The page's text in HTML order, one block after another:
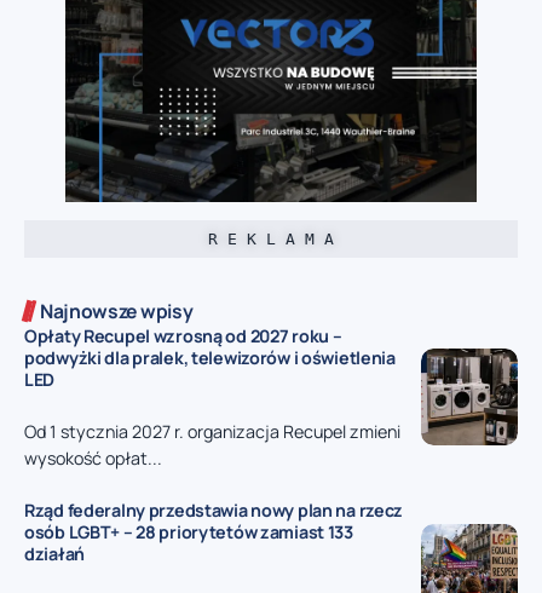
R E K L A M A
Najnowsze wpisy
Opłaty Recupel wzrosną od 2027 roku –
podwyżki dla pralek, telewizorów i oświetlenia
LED
Od 1 stycznia 2027 r. organizacja Recupel zmieni
wysokość opłat...
Rząd federalny przedstawia nowy plan na rzecz
osób LGBT+ – 28 priorytetów zamiast 133
działań